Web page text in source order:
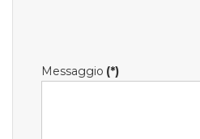
Messaggio (*)